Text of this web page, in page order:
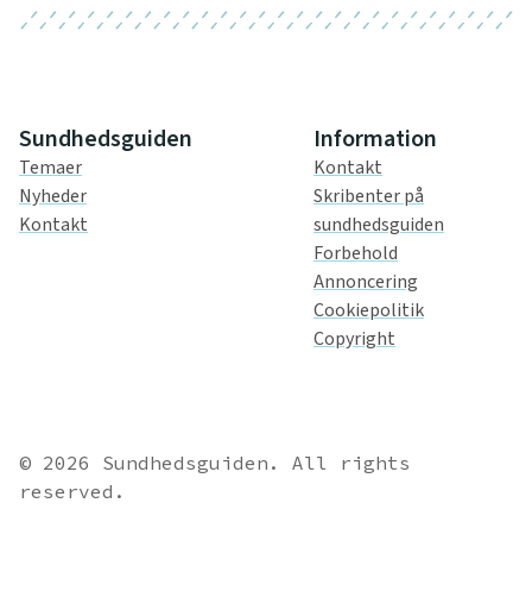
Sundhedsguiden
Temaer
Nyheder
Kontakt
Information
Kontakt
Skribenter på
sundhedsguiden
Forbehold
Annoncering
Cookiepolitik
Copyright
© 2026 Sundhedsguiden. All rights
reserved.